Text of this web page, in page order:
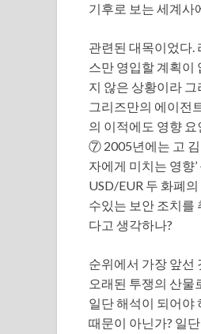
기후로 보는 세계사
관련된 대목이었다.
스만 영입할 계획이
지 않은 상황이라
그리즈만의 에이전
의 이적에도 영향 요
⑦ 2005년에는 고 김
자에게 미치는 영향
USD/EUR 두 화폐
수있는 보안 조치를
다고 생각하나?
순위에서 가장 앞선
오래된 투쟁의 산물
일단 해석이 되어야
때문이 아닌가? 일